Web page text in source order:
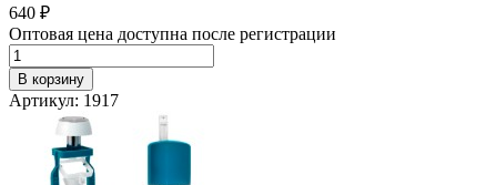
640 ₽
Оптовая цена доступна после регистрации
В корзину
Артикул: 1917